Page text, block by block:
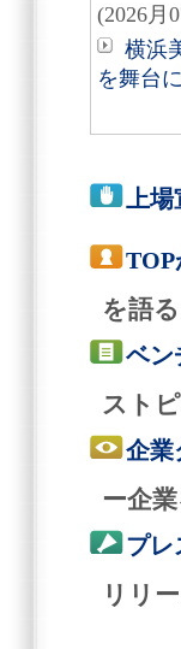
(2026月
横浜
を舞台
上場
TOP
を語る
ベン
スト
企業
ー企業
プレ
リリ